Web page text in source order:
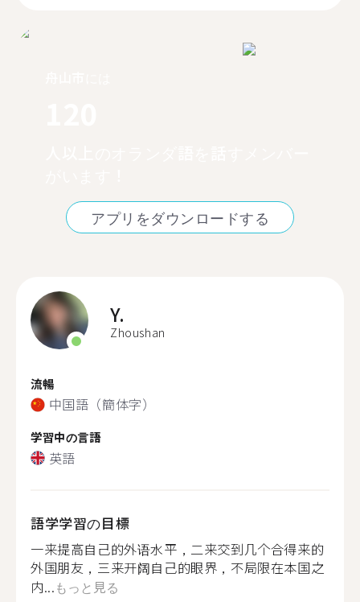
アプリをダウンロードする
Y.
Zhoushan
流暢
中国語（簡体字）
学習中の言語
英語
語学学習の目標
一来提高自己的外语水平，二来交到几个合得来的
外国朋友，三来开阔自己的眼界，不局限在本国之
内...もっと見る